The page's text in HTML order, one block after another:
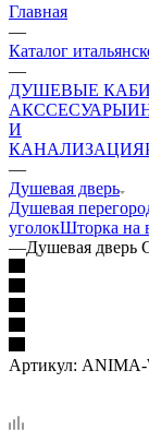
Главная
—
Каталог
—
ДУШЕВЫЕ
АКССЕСУАРЫ
И
КАНАЛИЗАЦИЯ
—
Душевая дверь
Душевая
уголокШторка на
—Душевая дверь
Артикул: ANIMA-